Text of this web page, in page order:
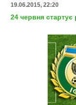
19.06.2015, 22:20
24 червня стартує